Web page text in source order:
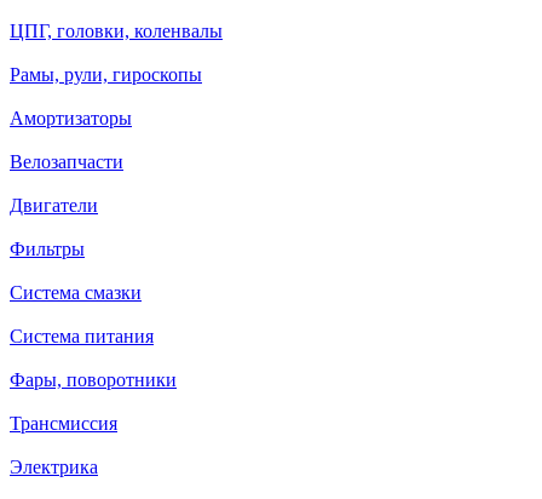
ЦПГ, головки, коленвалы
Рамы, рули, гироскопы
Амортизаторы
Велозапчасти
Двигатели
Фильтры
Система смазки
Система питания
Фары, поворотники
Трансмиссия
Электрика